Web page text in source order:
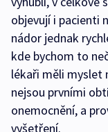
objevují i pacienti
nádor jednak
kde bychom to
lékaři měli myslet
nejsou prvními
onemocnění, a
vyšetření.